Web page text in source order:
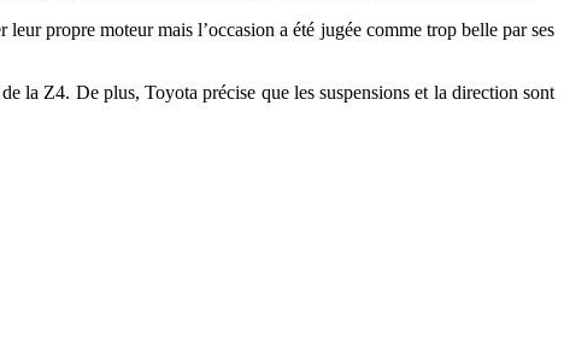
propre moteur mais l’occasion a été jugée comme trop belle par ses
la Z4. De plus, Toyota précise que les suspensions et la direction sont